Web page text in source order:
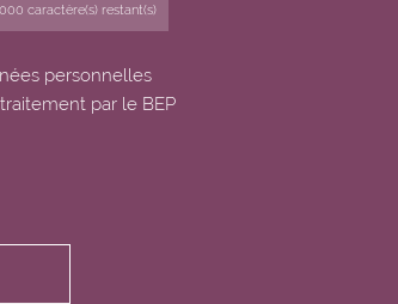
caractère(s) restant(s)
personnelles
par le BEP